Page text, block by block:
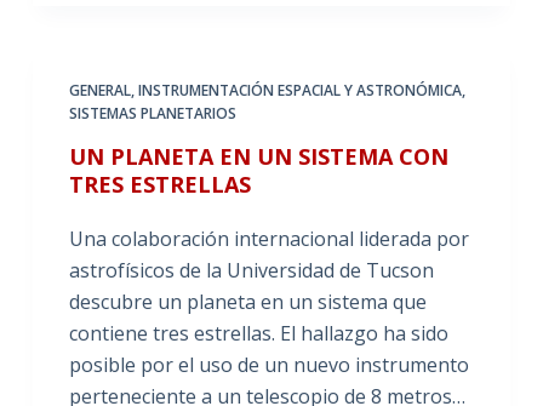
GENERAL,INSTRUMENTACIÓN ESPACIAL Y ASTRONÓMICA,
SISTEMAS PLANETARIOS
UN PLANETA EN UN SISTEMA CON
TRES ESTRELLAS
Una colaboración internacional liderada por
astrofísicos de la Universidad de Tucson
descubre un planeta en un sistema que
contiene tres estrellas. El hallazgo ha sido
posible por el uso de un nuevo instrumento
perteneciente a un telescopio de 8 metros…